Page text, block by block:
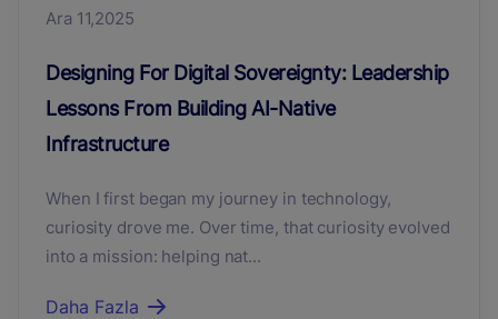
Ara 11,2025
Designing For Digital Sovereignty: Leadership
Lessons From Building AI-Native
Infrastructure
When I first began my journey in technology,
curiosity drove me. Over time, that curiosity evolved
into a mission: helping nat...
Daha Fazla